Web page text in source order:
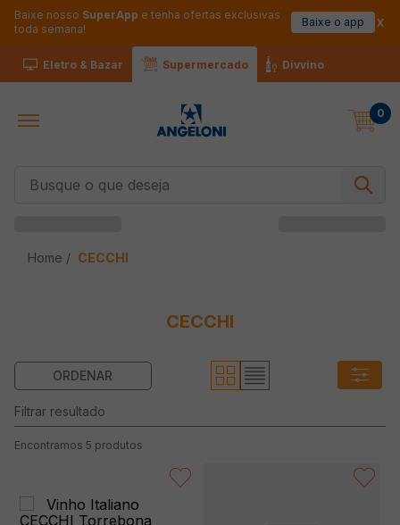
Baixe nosso SuperApp e tenha ofertas exclusivas
toda semana!
Baixe o app
Eletro & Bazar Supermercado Divvino
0
CECCHI
CECCHI
5 produtos